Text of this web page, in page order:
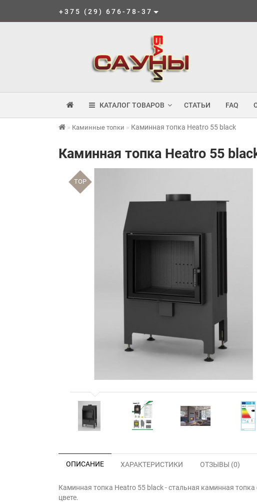
+375 (29) 676-78-37
КАТАЛОГ ТОВАРОВ СТАТЬИ FAQ
Каминные топки Каминная топка Heatro 55 black
Каминная топка Heatro 55
TOP
ОПИСАНИЕ ХАРАКТЕРИСТИКИ ОТЗЫВЫ (0)
Каминная топка Heatro 55 black - cтальная каминная
цвете.